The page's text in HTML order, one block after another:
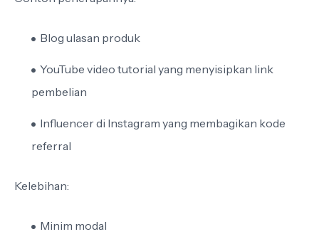
Blog ulasan produk
YouTube video tutorial yang menyisipkan link
pembelian
Influencer di Instagram yang membagikan kode
referral
Kelebihan:
Minim modal